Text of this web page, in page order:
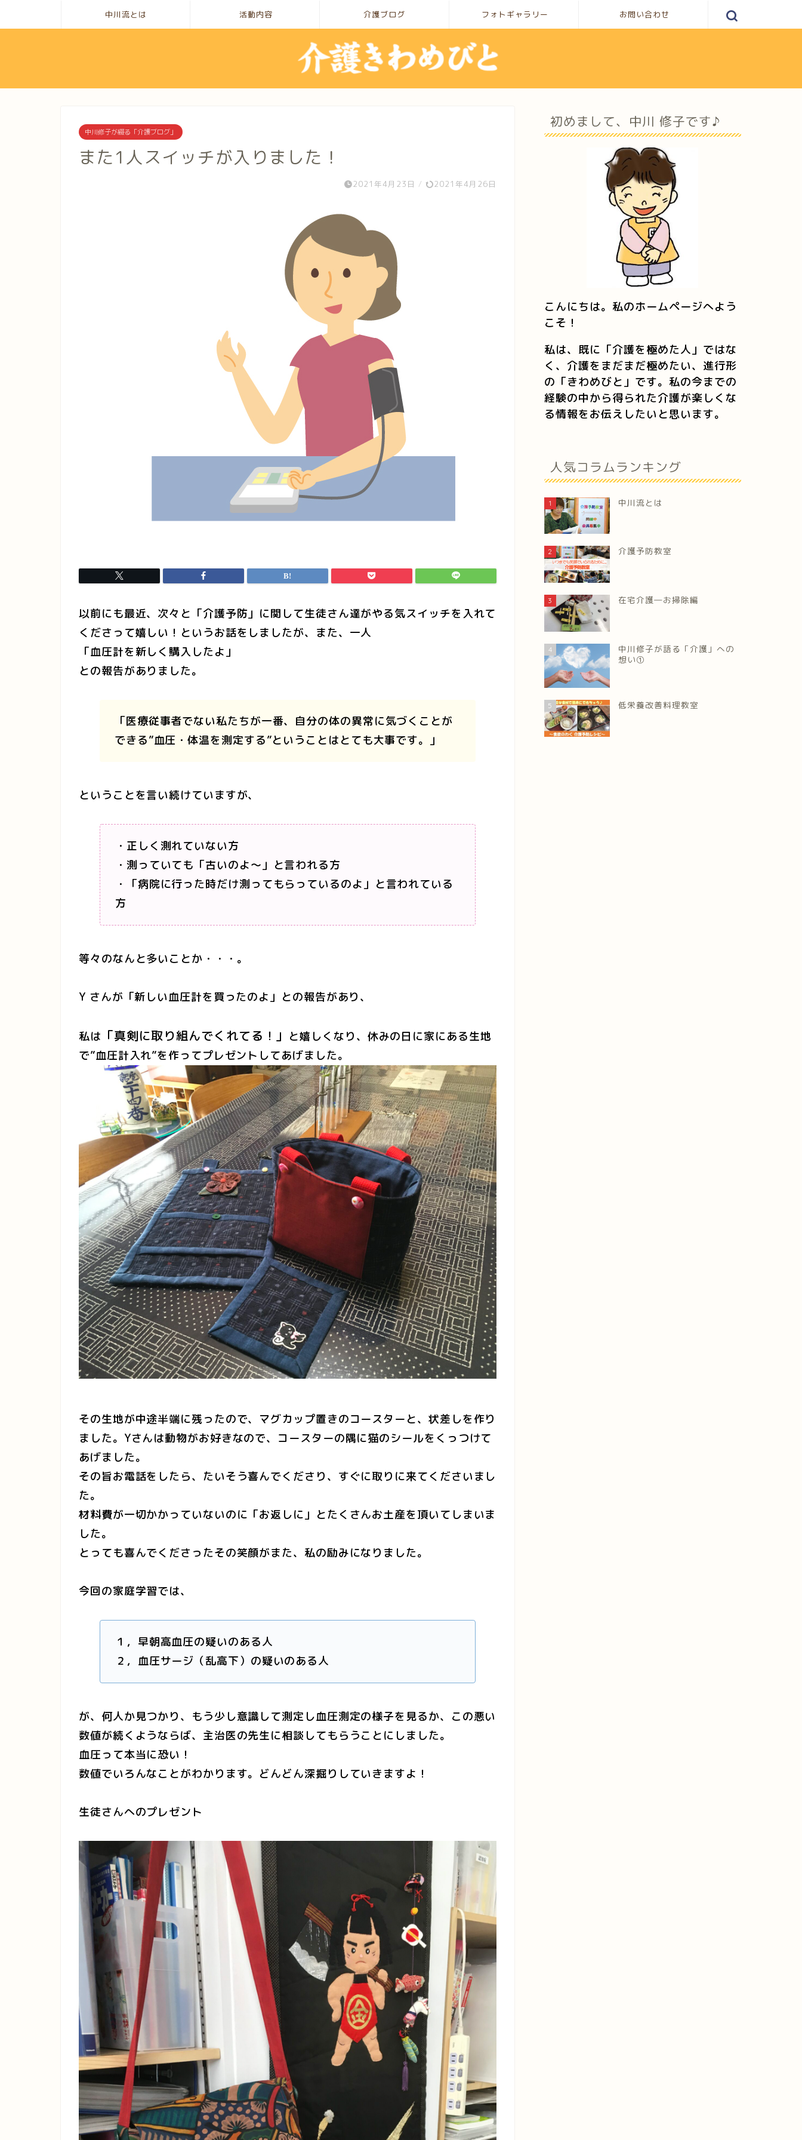
中川流とは 活動内容 介護ブログ フォトギャラリー お問い合わせ
中川修子が綴る「介護ブログ」
また1人スイッチが入りました！
2021年4月23日 / 2021年4月26日
以前にも最近、次々と「介護予防」に関して生徒さん達がやる気スイッチを入れて
くださって嬉しい！というお話をしましたが、また、一人
「血圧計を新しく購入したよ」
との報告がありました。
「医療従事者でない私たちが一番、自分の体の異常に気づくことが
できる”血圧・体温を測定する”ということはとても大事です。」
ということを言い続けていますが、
・正しく測れていない方
・測っていても「古いのよ～」と言われる方
・「病院に行った時だけ測ってもらっているのよ」と言われている
方
等々のなんと多いことか・・・。
Y さんが「新しい血圧計を買ったのよ」との報告があり、
私は 「真剣に取り組んでくれてる！」 と嬉しくなり、休みの日に家にある生地
で”血圧計入れ”を作ってプレゼントしてあげました。
その生地が中途半端に残ったので、マグカップ置きのコースターと、状差しを作り
ました。Yさんは動物がお好きなので、コースターの隅に猫のシールをくっつけて
あげました。
その旨お電話をしたら、たいそう喜んでくださり、すぐに取りに来てくださいまし
た。
材料費が一切かかっていないのに「お返しに」とたくさんお土産を頂いてしまいま
した。
とっても喜んでくださったその笑顔がまた、私の励みになりました。
今回の家庭学習では、
１，早朝高血圧の疑いのある人
２，血圧サージ（乱高下）の疑いのある人
が、何人か見つかり、もう少し意識して測定し血圧測定の様子を見るか、この悪い
数値が続くようならば、主治医の先生に相談してもらうことにしました。
血圧って本当に恐い！
数値でいろんなことがわかります。どんどん深掘りしていきますよ！
生徒さんへのプレゼント
初めまして、中川 修子です♪
こんにちは。私のホームページへよう
こそ！
私は、既に「介護を極めた人」ではな
く、介護をまだまだ極めたい、進行形
の「きわめびと」です。私の今までの
経験の中から得られた介護が楽しくな
る情報をお伝えしたいと思います。
人気コラムランキング
1 中川流とは
2 介護予防教室
3 在宅介護―お掃除編
4
中川修子が語る「介護」への
想い①
5 低栄養改善料理教室